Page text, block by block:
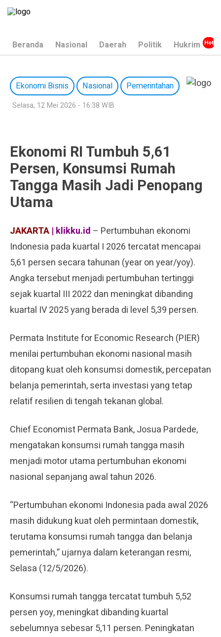
Beranda Nasional Daerah Politik Hukrim
Ekonomi Bisnis Nasional Pemerintahan
Selasa, 12 Mei 2026 - 16:38 WIB
Ekonomi RI Tumbuh 5,61
Persen, Konsumsi Rumah
Tangga Masih Jadi Penopang
Utama
JAKARTA | klikku.id – Pertumbuhan ekonomi
Indonesia pada kuartal I 2026 tercatat mencapai
5,61 persen secara tahunan (year on year/yoy).
Angka tersebut menjadi pertumbuhan tertinggi
sejak kuartal III 2022 dan meningkat dibanding
kuartal IV 2025 yang berada di level 5,39 persen.
Permata Institute for Economic Research (PIER)
menilai pertumbuhan ekonomi nasional masih
ditopang kuat oleh konsumsi domestik, percepatan
belanja pemerintah, serta investasi yang tetap
relatif resilien di tengah tekanan global.
Chief Economist Permata Bank, Josua Pardede,
mengatakan konsumsi rumah tangga masih
menjadi motor utama pertumbuhan ekonomi
nasional sepanjang awal tahun 2026.
“Pertumbuhan ekonomi Indonesia pada awal 2026
masih didukung kuat oleh permintaan domestik,
terutama konsumsi rumah tangga dan belanja
pemerintah,” ujarnya dalam keterangan resmi,
Selasa (12/5/2026).
Konsumsi rumah tangga tercatat tumbuh 5,52
persen yoy, meningkat dibanding kuartal
sebelumnya sebesar 5,11 persen. Peningkatan